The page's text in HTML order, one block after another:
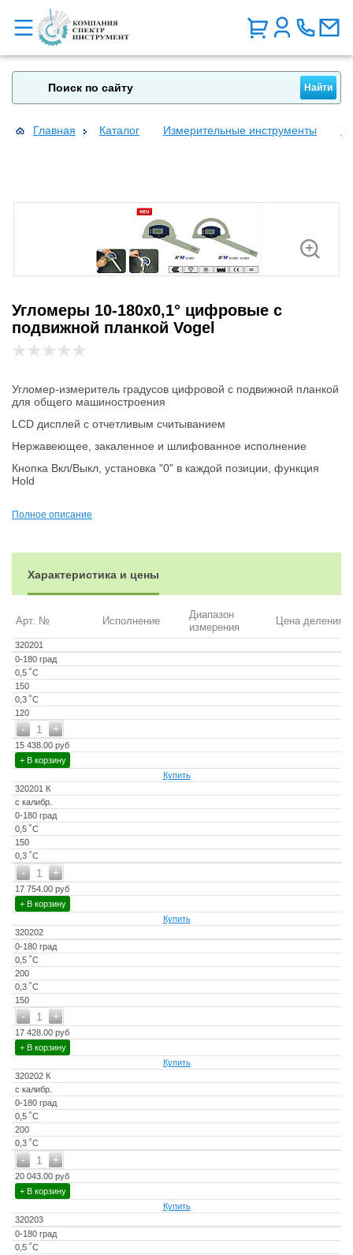
Главная Каталог Измерительные инструменты
Угломеры 10-180х0,1° цифровые с
подвижной планкой Vogel
Угломер-измеритель градусов цифровой с подвижной планкой
для общего машиностроения
LCD дисплей с отчетливым считыванием
Нержавеющее, закаленное и шлифованное исполнение
Кнопка Вкл/Выкл, установка "0" в каждой позиции, функция
Hold
пенале и с инструкцией
Полное описание
Характеристика и цены
Арт. № Исполнение
Диапазон
измерения
Цена деления
320201
0-180 град
0,5 ˚С
150
0,3 ˚С
120
+
- 1
15 438.00 руб
+ В корзину
Купить
320201 К
с калибр.
0-180 град
0,5 ˚С
150
0,3 ˚С
+
- 1
17 754.00 руб
+ В корзину
Купить
320202
0-180 град
0,5 ˚С
200
0,3 ˚С
150
+
- 1
17 428.00 руб
+ В корзину
Купить
320202 К
с калибр.
0-180 град
0,5 ˚С
200
0,3 ˚С
+
- 1
20 043.00 руб
+ В корзину
Купить
320203
0-180 град
0,5 ˚С